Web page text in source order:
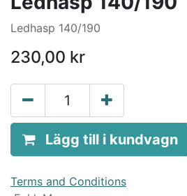
Ledhasp 140/190
230,00 kr
Lägg till i kundvagn
Terms and Conditions